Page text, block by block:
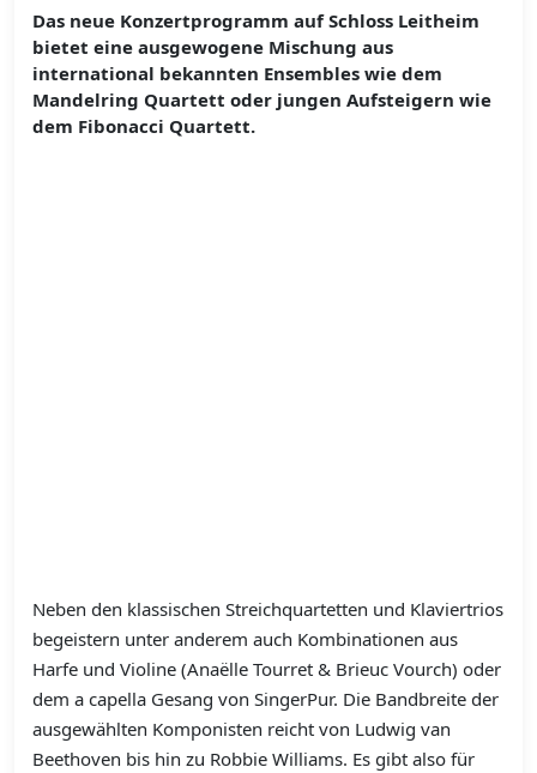
Das neue Konzertprogramm auf Schloss Leitheim
bietet eine ausgewogene Mischung aus
international bekannten Ensembles wie dem
Mandelring Quartett oder jungen Aufsteigern wie
dem Fibonacci Quartett.
Neben den klassischen Streichquartetten und Klaviertrios
begeistern unter anderem auch Kombinationen aus
Harfe und Violine (Anaëlle Tourret & Brieuc Vourch) oder
dem a capella Gesang von SingerPur. Die Bandbreite der
ausgewählten Komponisten reicht von Ludwig van
Beethoven bis hin zu Robbie Williams. Es gibt also für